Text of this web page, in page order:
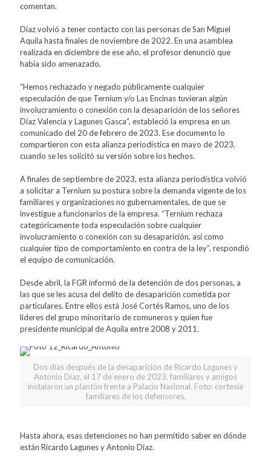
comentan.
Díaz volvió a tener contacto con las personas de San Miguel
Aquila hasta finales de noviembre de 2022. En una asamblea
realizada en diciembre de ese año, el profesor denunció que
había sido amenazado.
“Hemos rechazado y negado públicamente cualquier
especulación de que Ternium y/o Las Encinas tuvieran algún
involucramiento o conexión con la desaparición de los señores
Díaz Valencia y Lagunes Gasca”, estableció la empresa en un
comunicado del 20 de febrero de 2023. Ese documento lo
compartieron con esta alianza periodística en mayo de 2023,
cuando se les solicitó su versión sobre los hechos.
A finales de septiembre de 2023, esta alianza periodística volvió
a solicitar a Ternium su postura sobre la demanda vigente de los
familiares y organizaciones no gubernamentales, de que se
investigue a funcionarios de la empresa. “Ternium rechaza
categóricamente toda especulación sobre cualquier
involucramiento o conexión con su desaparición, así como
cualquier tipo de comportamiento en contra de la ley”, respondió
el equipo de comunicación.
Desde abril, la FGR informó de la detención de dos personas, a
las que se les acusa del delito de desaparición cometida por
particulares. Entre ellos está José Cortés Ramos, uno de los
líderes del grupo minoritario de comuneros y quien fue
presidente municipal de Aquila entre 2008 y 2011.
Dos días después de la desaparición de Ricardo Lagunes y
Antonio Díaz, el 17 de enero de 2023, familiares y amigos
instalaron un plantón frente a Palacio Nacional. Foto: cortesía
familiares de los defensores.
Hasta ahora, esas detenciones no han permitido saber en dónde
están Ricardo Lagunes y Antonio Díaz.